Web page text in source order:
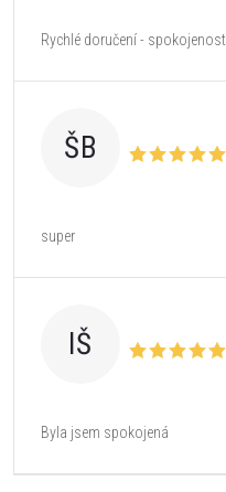
Rychlé doručení - spokojenost
ŠB
super
IŠ
Byla jsem spokojená